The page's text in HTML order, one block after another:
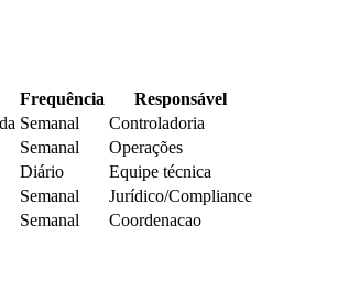
Frequência
Responsável
Semanal
Controladoria
Semanal
Operações
Diário
Equipe técnica
Semanal
Jurídico/Compliance
Semanal Coordenacao